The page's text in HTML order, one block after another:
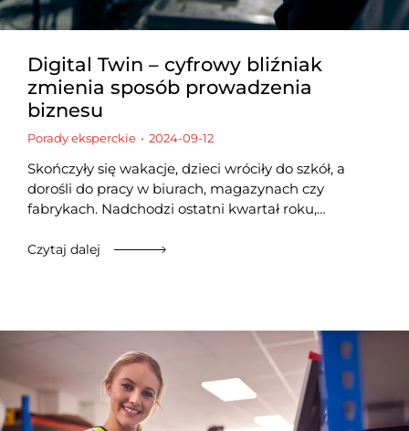
Digital Twin – cyfrowy bliźniak
zmienia sposób prowadzenia
biznesu
Porady eksperckie 2024-09-12
Skończyły się wakacje, dzieci wróciły do szkół, a
dorośli do pracy w biurach, magazynach czy
fabrykach. Nadchodzi ostatni kwartał roku,…
Czytaj dalej